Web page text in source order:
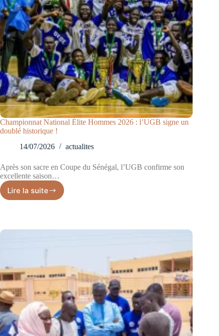
Championnat National Élite Hommes 2026 : l’UGB signe un
doublé historique !
14/07/2026
actualites
Après son sacre en Coupe du Sénégal, l’UGB confirme son
excellente saison…
Lire la suite